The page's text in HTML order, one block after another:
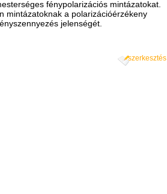
fénypolarizációs mintázatokat.
mintázatoknak a polarizációérzékeny
jelenségét.
szerkesztés